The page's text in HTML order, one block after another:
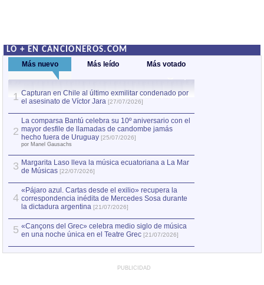
LO + EN CANCIONEROS.COM
Más nuevo Más leído Más votado
1 Capturan en Chile al último exmilitar condenado por
el asesinato de Víctor Jara [27/07/2026]
2
La comparsa Bantú celebra su 10º aniversario con el
mayor desfile de llamadas de candombe jamás
hecho fuera de Uruguay [25/07/2026]
por Manel Gausachs
3 Margarita Laso lleva la música ecuatoriana a La Mar
de Músicas [22/07/2026]
4
«Pájaro azul. Cartas desde el exilio» recupera la
correspondencia inédita de Mercedes Sosa durante
la dictadura argentina [21/07/2026]
5 «Cançons del Grec» celebra medio siglo de música
en una noche única en el Teatre Grec [21/07/2026]
PUBLICIDAD